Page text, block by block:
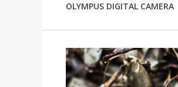
OLYMPUS DIGITAL CAMERA